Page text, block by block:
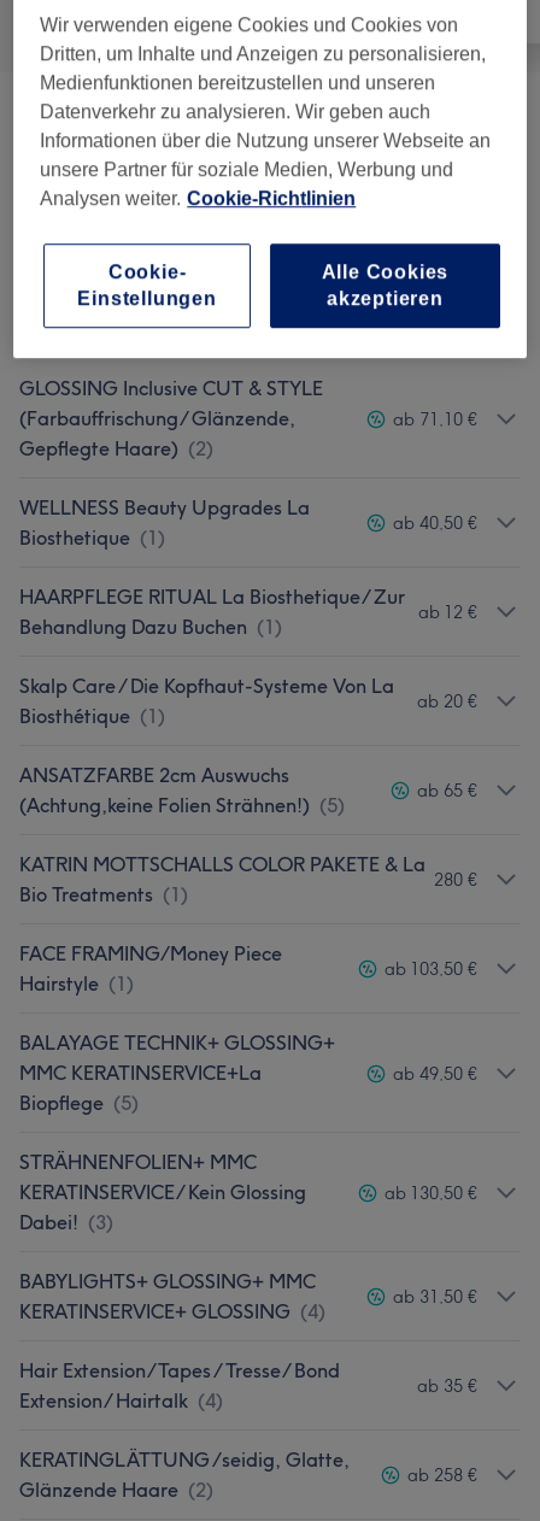
Beratung (1)
SCHNITT & STYLING
PROFESSIONELL
(3)
KATRIN MOTTSCHALLS HAARDESIGN/
Haarschnitte & Stylings + La Bio
Treatments (1)
ab 95 €
GLOSSING Inclusive CUT & STYLE
(Farbauffrischung/ Glänzende,
Gepflegte Haare) (2)
ab 71,10 €
WELLNESS Beauty Upgrades La
Biosthetique (1)
ab 40,50 €
HAARPFLEGE RITUAL La Biosthetique/ Zur
Behandlung Dazu Buchen (1)
ab 12 €
Skalp Care / Die Kopfhaut-Systeme Von La
Biosthétique (1)
ab 20 €
ANSATZFARBE 2cm Auswuchs
(Achtung,keine Folien Strähnen!) (5)
ab 65 €
KATRIN MOTTSCHALLS COLOR PAKETE & La
Bio Treatments (1)
280 €
FACE FRAMING/Money Piece
Hairstyle (1)
ab 103,50 €
BALAYAGE TECHNIK+ GLOSSING+
MMC KERATINSERVICE+La
Biopflege (5)
ab 49,50 €
STRÄHNENFOLIEN+ MMC
KERATINSERVICE/ Kein Glossing
Dabei! (3)
ab 130,50 €
BABYLIGHTS+ GLOSSING+ MMC
KERATINSERVICE+ GLOSSING (4)
ab 31,50 €
Hair Extension/Tapes / Tresse/ Bond
Extension/ Hairtalk (4)
ab 35 €
KERATINGLÄTTUNG /seidig, Glatte,
Glänzende Haare (2)
ab 258 €
Wir verwenden eigene Cookies und Cookies von
Dritten, um Inhalte und Anzeigen zu personalisieren,
Medienfunktionen bereitzustellen und unseren
Datenverkehr zu analysieren. Wir geben auch
Informationen über die Nutzung unserer Webseite an
unsere Partner für soziale Medien, Werbung und
Analysen weiter. Cookie-Richtlinien
Cookie-
Einstellungen
Alle Cookies
akzeptieren